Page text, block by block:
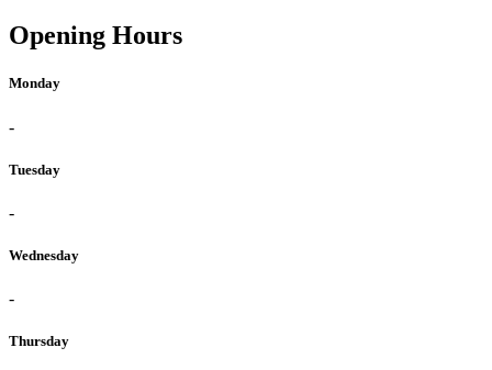
Opening Hours
Monday
-
Tuesday
-
Wednesday
-
Thursday